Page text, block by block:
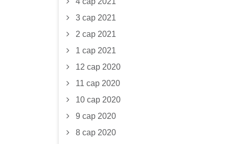
3 сар 2021
2 сар 2021
1 сар 2021
12 сар 2020
11 сар 2020
10 сар 2020
9 сар 2020
8 сар 2020